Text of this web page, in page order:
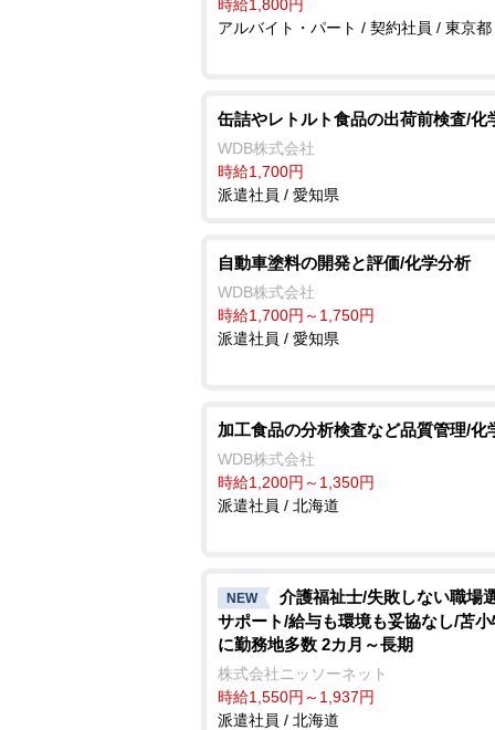
時給1,800円
アルバイト・パート / 契約社員 / 東京都
缶詰やレトルト食品の出荷前検査/化
WDB株式会社
時給1,700円
派遣社員 / 愛知県
自動車塗料の開発と評価/化学分析
WDB株式会社
時給1,700円～1,750円
派遣社員 / 愛知県
加工食品の分析検査など品質管理/化
WDB株式会社
時給1,200円～1,350円
派遣社員 / 北海道
NEW
介護福祉士/失敗しない職場
サポート/給与も環境も妥協なし/苫
に勤務地多数 2カ月～長期
株式会社ニッソーネット
時給1,550円～1,937円
派遣社員 / 北海道